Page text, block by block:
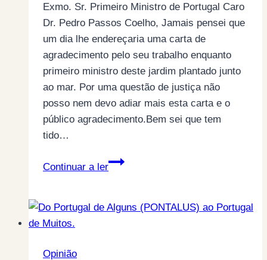
Exmo. Sr. Primeiro Ministro de Portugal Caro
Dr. Pedro Passos Coelho, Jamais pensei que
um dia lhe endereçaria uma carta de
agradecimento pelo seu trabalho enquanto
primeiro ministro deste jardim plantado junto
ao mar. Por uma questão de justiça não
posso nem devo adiar mais esta carta e o
público agradecimento.Bem sei que tem
tido…
Continuar a ler
Carta
ao
Opinião